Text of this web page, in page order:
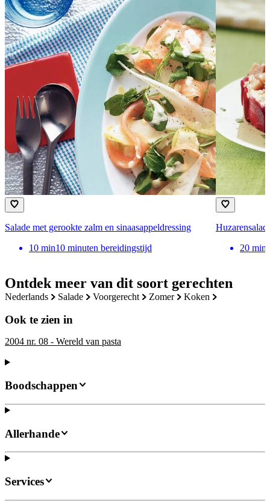
Ontdek meer van dit soort gerechten
nederlands salade voorgerecht zomer koken
Ook te zien in
2004 nr. 08 - Wereld van pasta
Salade met gerookte zalm en sinaasappeldressing
10 min10 minuten bereidingstijd
20 min
Boodschappen
Allerhande
Services